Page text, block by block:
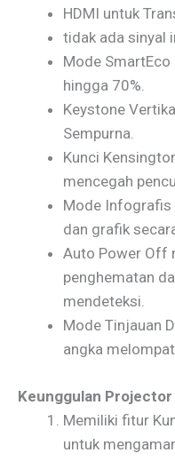
HDMI untuk
tidak ada sinyal
Mode
hingga 70%.
Keystone
Sempurna.
Kunci
mencegah
Mode Infografis
dan grafik
Auto Power Off
penghematan
mendeteksi.
Mode Tinjauan
angka
Keunggulan Projector
Memiliki fitur
untuk